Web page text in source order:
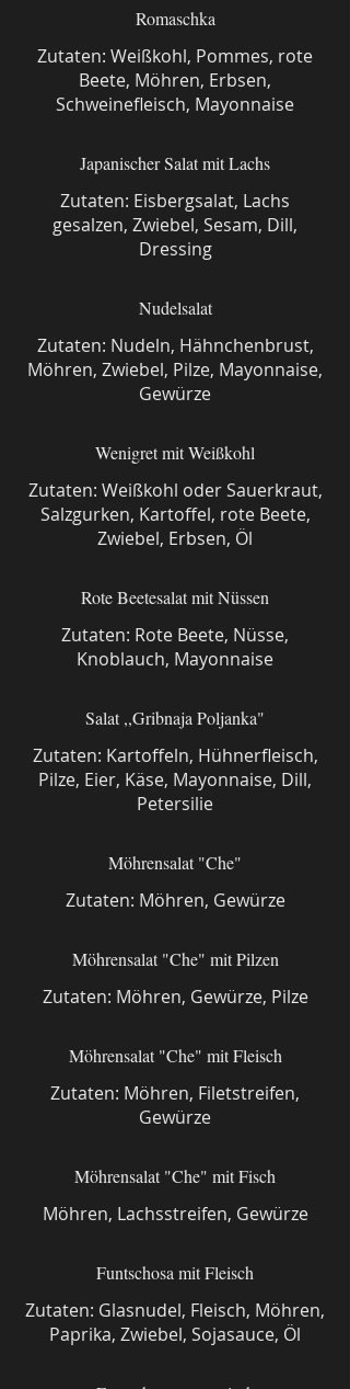
Romaschka
Zutaten: Weißkohl, Pommes, rote
Beete, Möhren, Erbsen,
Schweinefleisch, Mayonnaise
Japanischer Salat mit Lachs
Zutaten: Eisbergsalat, Lachs
gesalzen, Zwiebel, Sesam, Dill,
Dressing
Nudelsalat
Zutaten: Nudeln, Hähnchenbrust,
Möhren, Zwiebel, Pilze, Mayonnaise,
Gewürze
Wenigret mit Weißkohl
Zutaten: Weißkohl oder Sauerkraut,
Salzgurken, Kartoffel, rote Beete,
Zwiebel, Erbsen, Öl
Rote Beetesalat mit Nüssen
Zutaten: Rote Beete, Nüsse,
Knoblauch, Mayonnaise
Salat ,,Gribnaja Poljanka"
Zutaten: Kartoffeln, Hühnerfleisch,
Pilze, Eier, Käse, Mayonnaise, Dill,
Petersilie
Möhrensalat "Che"
Zutaten: Möhren, Gewürze
Möhrensalat "Che" mit Pilzen
Zutaten: Möhren, Gewürze, Pilze
Möhrensalat "Che" mit Fleisch
Zutaten: Möhren, Filetstreifen,
Gewürze
Möhrensalat "Che" mit Fisch
Möhren, Lachsstreifen, Gewürze
Funtschosa mit Fleisch
Zutaten: Glasnudel, Fleisch, Möhren,
Paprika, Zwiebel, Sojasauce, Öl